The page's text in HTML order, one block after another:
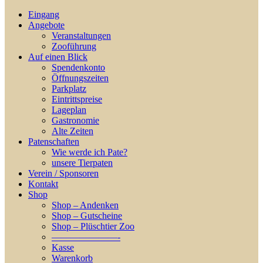
Eingang
Angebote
Veranstaltungen
Zooführung
Auf einen Blick
Spendenkonto
Öffnungszeiten
Parkplatz
Eintrittspreise
Lageplan
Gastronomie
Alte Zeiten
Patenschaften
Wie werde ich Pate?
unsere Tierpaten
Verein / Sponsoren
Kontakt
Shop
Shop – Andenken
Shop – Gutscheine
Shop – Plüschtier Zoo
———————-
Kasse
Warenkorb